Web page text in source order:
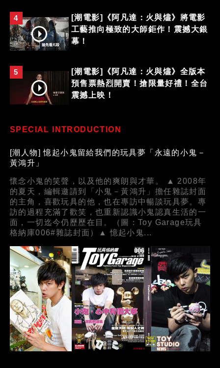
4
[潮電影]《阿凡達：火與燼》將電影
工藝推向極致的大師鉅作！震撼大銀
幕！
5
[潮電影]《阿凡達：火與燼》全版本
預售票熱烈開賣！搶限量好禮！全台
震撼上映！
SPECIAL INTRODUCTION
[潮人物] 憶起小鬼留給我們的玩具夢「永遠的小鬼－
黃鴻升」
懷念小鬼的笑聲，以及他的爽朗與才華。 ▲ 2008年
的夏天，編輯邀請到「小鬼－黃鴻升」擔任雜誌封面
的主角，喜歡玩具的他，也在專訪中暢談玩具夢。專
訪的過程充滿了歡笑，也重新認識小鬼認真生活的一
面，一切迄今仍歷歷在目。（圖：Toy Garage玩具
格納庫006#雜誌封面）▲ 憶起小鬼...